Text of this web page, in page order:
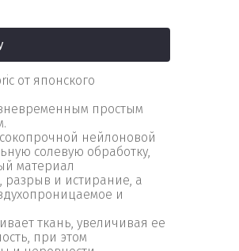
от японского
простым
нейлоновой
солевую обработку,
материал
и истирание, а
и
ткань, увеличивая ее
при этом